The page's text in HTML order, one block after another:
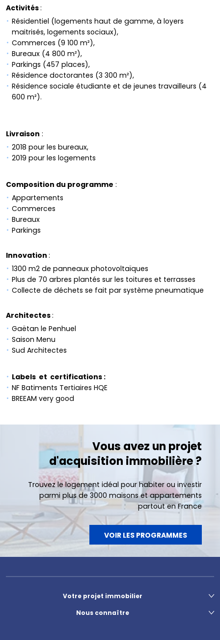
Activités:
Résidentiel (logements haut de gamme, à loyers
maitrisés, logements sociaux),
Commerces (9 100 m²),
Bureaux (4 800 m²),
Parkings (457 places),
Résidence doctorantes (3 300 m²),
Résidence sociale étudiante et de jeunes travailleurs (4
600 m²).
Livraison :
2018 pour les bureaux,
2019 pour les logements
Composition du programme :
Appartements
Commerces
Bureaux
Parkings
Innovation :
1300 m2 de panneaux photovoltaïques
Plus de 70 arbres plantés sur les toitures et terrasses
Collecte de déchets se fait par système pneumatique
Architectes:
Gaëtan le Penhuel
Saison Menu
Sud Architectes
Labels et certifications :
NF Batiments Tertiaires HQE
BREEAM very good
Vous avez un projet
d'acquisition immobilière ?
Trouvez le logement idéal pour habiter ou investir
parmi plus de 3000 maisons et appartements
partout en France
VOIR LES PROGRAMMES
Votre projet immobilier
Nous connaître